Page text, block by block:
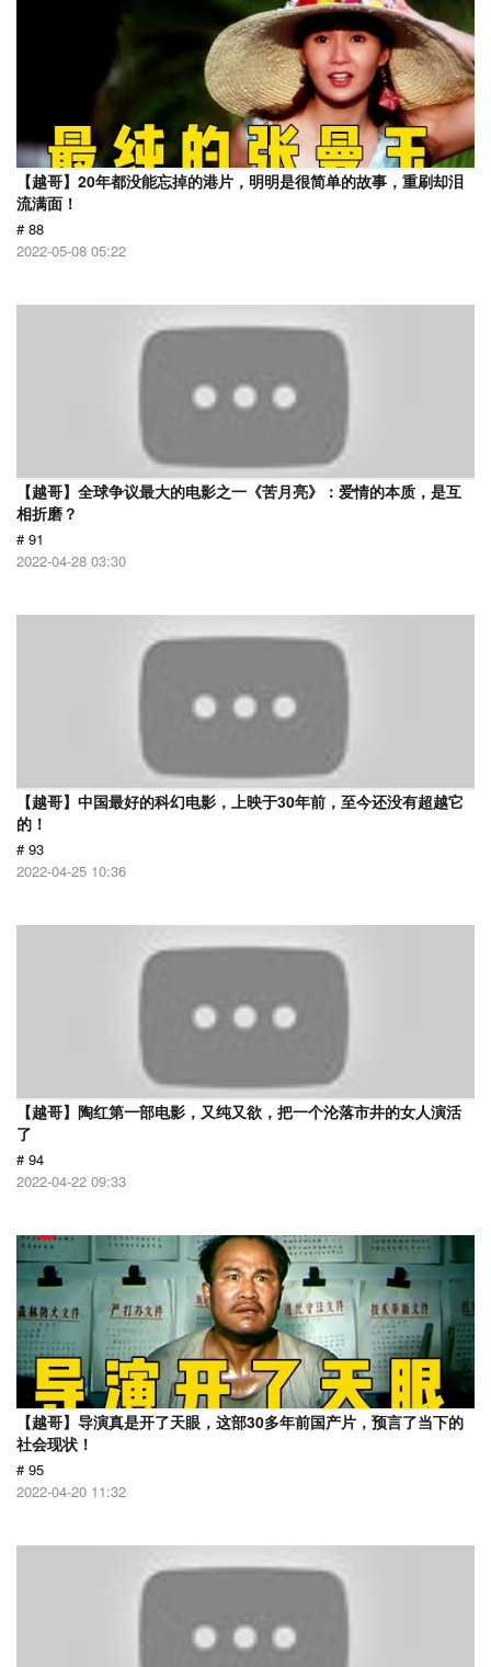
【越哥】20年都没能忘掉的港片，明明是很简单的故事，重刷却泪
流满面！
# 88
2022-05-08 05:22
【越哥】全球争议最大的电影之一《苦月亮》：爱情的本质，是互
相折磨？
# 91
2022-04-28 03:30
【越哥】中国最好的科幻电影，上映于30年前，至今还没有超越它
的！
# 93
2022-04-25 10:36
【越哥】陶红第一部电影，又纯又欲，把一个沦落市井的女人演活
了
# 94
2022-04-22 09:33
【越哥】导演真是开了天眼，这部30多年前国产片，预言了当下的
社会现状！
# 95
2022-04-20 11:32